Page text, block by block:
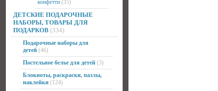
конфетти (35)
ДЕТСКИЕ ПОДАРОЧНЫЕ
НАБОРЫ, ТОВАРЫ ДЛЯ
ПОДАРКОВ (334)
Подарочные наборы для
детей (46)
Постельное белье для детей (3)
Блокноты, раскраски, пазлы,
наклейки (124)